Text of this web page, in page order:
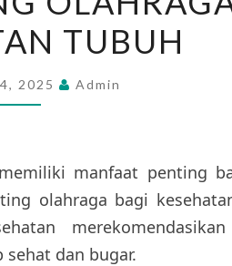
OLAHRAGA
BAGI
KESEHATAN
TUBUH
2025 Admin
manfaat penting
olahraga bagi
dan bugar.